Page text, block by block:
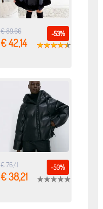
-53%
€ 89,66
€ 42,14
-50%
€ 76,41
€ 38,21